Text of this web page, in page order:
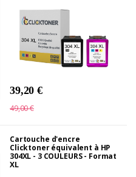
39,20 €
49,00 €
Cartouche d'encre
Clicktoner équivalent à HP
304XL - 3 COULEURS - Format
XL